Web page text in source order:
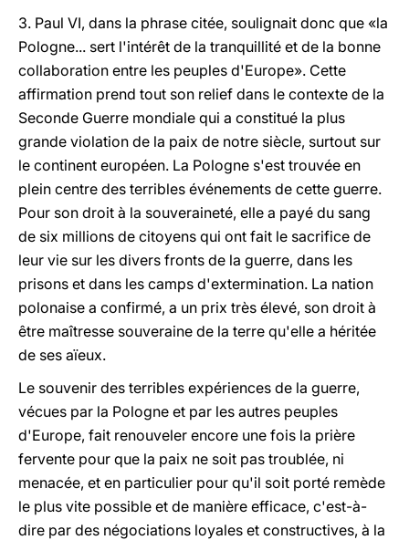
3. Paul VI, dans la phrase citée, soulignait donc que «la
Pologne... sert l'intérêt de la tranquillité et de la bonne
collaboration entre les peuples d'Europe». Cette
affirmation prend tout son relief dans le contexte de la
Seconde Guerre mondiale qui a constitué la plus
grande violation de la paix de notre siècle, surtout sur
le continent européen. La Pologne s'est trouvée en
plein centre des terribles événements de cette guerre.
Pour son droit à la souveraineté, elle a payé du sang
de six millions de citoyens qui ont fait le sacrifice de
leur vie sur les divers fronts de la guerre, dans les
prisons et dans les camps d'extermination. La nation
polonaise a confirmé, a un prix très élevé, son droit à
être maîtresse souveraine de la terre qu'elle a héritée
de ses aïeux.
Le souvenir des terribles expériences de la guerre,
vécues par la Pologne et par les autres peuples
d'Europe, fait renouveler encore une fois la prière
fervente pour que la paix ne soit pas troublée, ni
menacée, et en particulier pour qu'il soit porté remède
le plus vite possible et de manière efficace, c'est-à-
dire par des négociations loyales et constructives, à la